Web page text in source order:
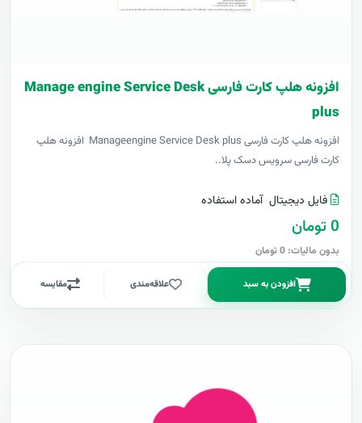
افزونه هلپ کارت فارسی Manage engine Service Desk
plus
افزونه هلپ کارت فارسی Manageengine Service Desk plus افزونه هلپ
کارت فارسی سرویس دسک پلا..
فایل دیجیتال آماده استفاده
0 تومان
بدون مالیات: 0 تومان
افزودن به سبد علاقه‌مندی مقایسه